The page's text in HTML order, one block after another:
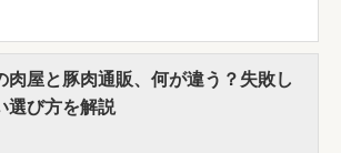
肉屋と豚肉通販、何が違う？失敗し
選び方を解説